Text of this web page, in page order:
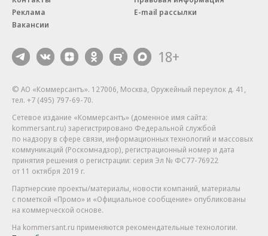
Реклама
Вакансии
E-mail рассылки
18+
© АО «Коммерсантъ». 127006, Москва, Оружейный переулок д. 41,
тел. +7 (495) 797-69-70.
Сетевое издание «Коммерсантъ» (доменное имя сайта:
kommersant.ru) зарегистрировано Федеральной службой
по надзору в сфере связи, информационных технологий и массовых
коммуникаций (Роскомнадзор), регистрационный номер и дата
принятия решения о регистрации: серия Эл № ФС77-76922
от 11 октября 2019 г.
Партнерские проекты/материалы, новости компаний, материалы
с пометкой «Промо» и «Официальное сообщение» опубликованы
на коммерческой основе.
На kommersant.ru применяются рекомендательные технологии.